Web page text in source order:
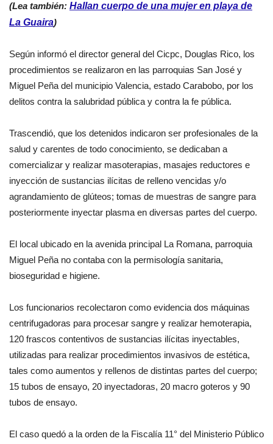
(Lea también: Hallan cuerpo de una mujer en playa de
La Guaira)
Según informó el director general del Cicpc, Douglas Rico, los
procedimientos se realizaron en las parroquias San José y
Miguel Peña del municipio Valencia, estado Carabobo, por los
delitos contra la salubridad pública y contra la fe pública.
Trascendió, que los detenidos indicaron ser profesionales de la
salud y carentes de todo conocimiento, se dedicaban a
comercializar y realizar masoterapias, masajes reductores e
inyección de sustancias ilícitas de relleno vencidas y/o
agrandamiento de glúteos; tomas de muestras de sangre para
posteriormente inyectar plasma en diversas partes del cuerpo.
El local ubicado en la avenida principal La Romana, parroquia
Miguel Peña no contaba con la permisología sanitaria,
bioseguridad e higiene.
Los funcionarios recolectaron como evidencia dos máquinas
centrifugadoras para procesar sangre y realizar hemoterapia,
120 frascos contentivos de sustancias ilícitas inyectables,
utilizadas para realizar procedimientos invasivos de estética,
tales como aumentos y rellenos de distintas partes del cuerpo;
15 tubos de ensayo, 20 inyectadoras, 20 macro goteros y 90
tubos de ensayo.
El caso quedó a la orden de la Fiscalía 11° del Ministerio Público